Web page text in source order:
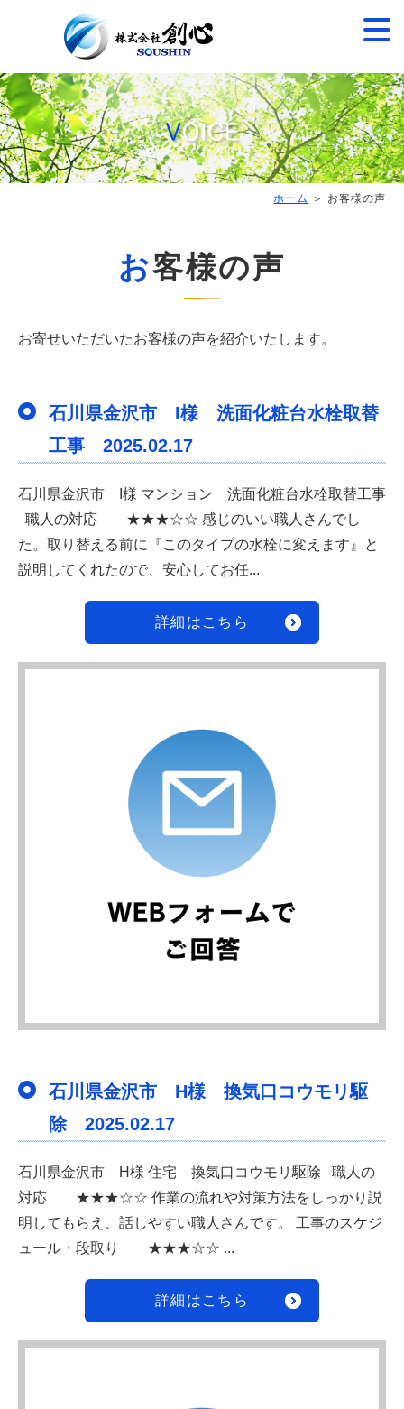
ホーム ＞ お客様の声
お客様の声
お寄せいただいたお客様の声を紹介いたします。
石川県金沢市 I様 洗面化粧台水栓取替
工事 2025.02.17
石川県金沢市 I様 マンション 洗面化粧台水栓取替工事
職人の対応 ★★★☆☆ 感じのいい職人さんでし
た。取り替える前に『このタイプの水栓に変えます』と
説明してくれたので、安心してお任...
詳細はこちら
石川県金沢市 H様 換気口コウモリ駆
除 2025.02.17
石川県金沢市 H様 住宅 換気口コウモリ駆除 職人の
対応 ★★★☆☆ 作業の流れや対策方法をしっかり説
明してもらえ、話しやすい職人さんです。 工事のスケジ
ュール・段取り ★★★☆☆ ...
詳細はこちら